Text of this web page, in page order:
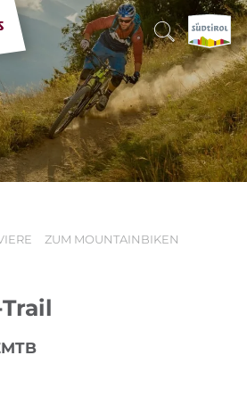
ZUM MOUNTAINBIKEN